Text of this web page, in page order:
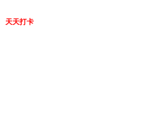
天天打卡